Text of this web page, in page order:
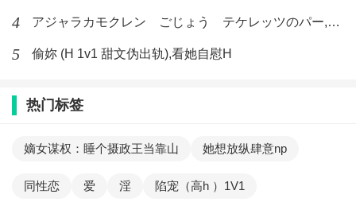
4 アジャラカモクレン ごじょう テケレッツのパー,【No. 42 Rube Goldberg Machine】十四
5 偷妳 (H 1v1 甜文伪出轨),看她自慰H
热门标签
嫡女谋权：睡个摄政王当靠山 她想放纵肆意np
同性恋 爱 淫 陷宠（高h ）1V1